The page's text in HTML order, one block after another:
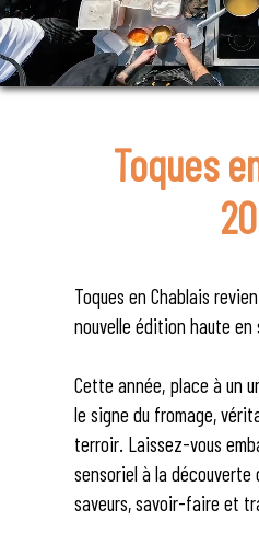
Toques
Toques en Chablais
nouvelle édition haute en
Cette année, place à un
le signe du fromage,
terroir. Laissez-vous
sensoriel à la découverte
saveurs, savoir-faire et